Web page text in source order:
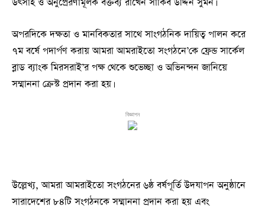
উৎসাহ ও অনুপ্রেরণামূলক বক্তব্য রাখেন সাকিব উদ্দিন সুমন।
অপরদিকে দক্ষতা ও মানবিকতার সাথে সাংগঠনিক দায়িত্ব পালন করে
৭ম বর্ষে পদার্পণ করায় আমরা আমরাইতো সংগঠনে’কে ফ্রেন্ড সার্কেল
ব্লাড ব্যাংক মিরসরাই’র পক্ষ থেকে শুভেচ্ছা ও অভিনন্দন জানিয়ে
সম্মাননা ক্রেস্ট প্রদান করা হয়।
বিজ্ঞাপন
উল্লেখ্য, আমরা আমরাইতো সংগঠনের ৬ষ্ঠ বর্ষপূর্তি উদযাপন অনুষ্ঠানে
সারাদেশের ৮৪টি সংগঠনকে সম্মাননা প্রদান করা হয় এবং